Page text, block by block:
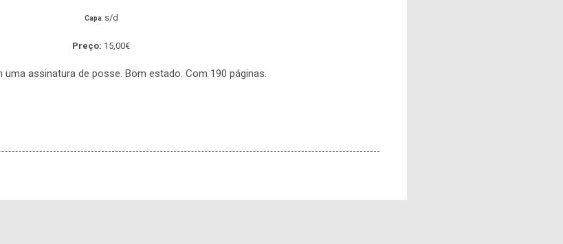
Capa: s/d
Preço: 15,00€
uma assinatura de posse. Bom estado. Com 190 páginas.